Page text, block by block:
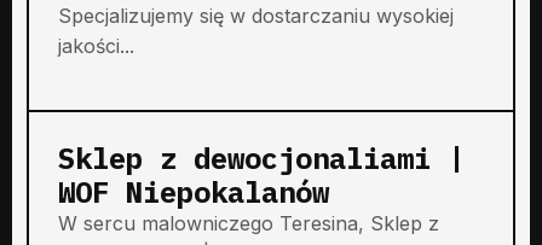
Specjalizujemy się w dostarczaniu wysokiej
jakości...
Sklep z dewocjonaliami |
WOF Niepokalanów
W sercu malowniczego Teresina, Sklep z